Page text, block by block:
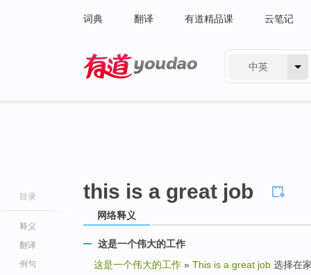
词典 翻译 有道精品课 云笔记
中英
目录
释义
翻译
例句
this is a great job
网络释义
这是一个伟大的工作
这是一个伟大的工作 » This is a great job 选择在